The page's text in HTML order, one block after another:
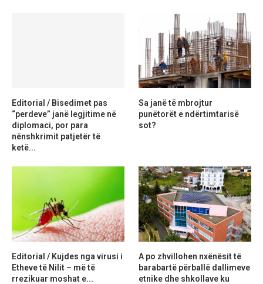
Editorial / Bisedimet pas
“perdeve” janë legjitime në
diplomaci, por para
nënshkrimit patjetër të
ketë...
Sa janë të mbrojtur
punëtorët e ndërtimtarisë
sot?
Editorial / Kujdes nga virusi i
Etheve të Nilit – më të
rrezikuar moshat e...
A po zhvillohen nxënësit të
barabartë përballë dallimeve
etnike dhe shkollave ku